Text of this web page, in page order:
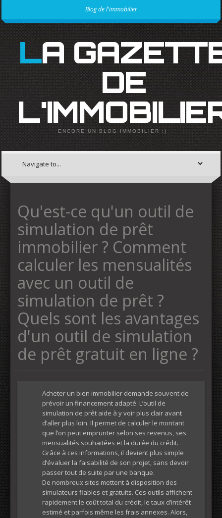
Blog de l'immobilier
LA GAZETTE
DE
ENCORE UN BLOG IMMOBILIER :)
Qu'est-ce qu'un outil de
simulation de prêt
immobilier ? Comment
calculer les mensualités
avec un outil de
simulation de prêt ?
Quels sont les avantages
d'un outil de simulation
de prêt gratuit en ligne ?
Acheter un bien immobilier demande souvent de
prévoir un financement adapté. L’outil de
simulation de prêt aide à y voir plus clair avant
d’aller plus loin. Il permet de calculer le montant
que l’on peut emprunter selon ses revenus, ses
mensualités souhaitées et la durée du crédit.
Grâce à ces informations, il devient plus simple
d’évaluer la faisabilité de son projet, sans devoir
passer tout de suite par une banque.
De nombreux sites mettent à disposition des
simulateurs fiables et gratuits. Ces outils affichent
rapidement le coût total du crédit, le taux d’intérêt
estimé et parfois même les frais annexes. Alors,